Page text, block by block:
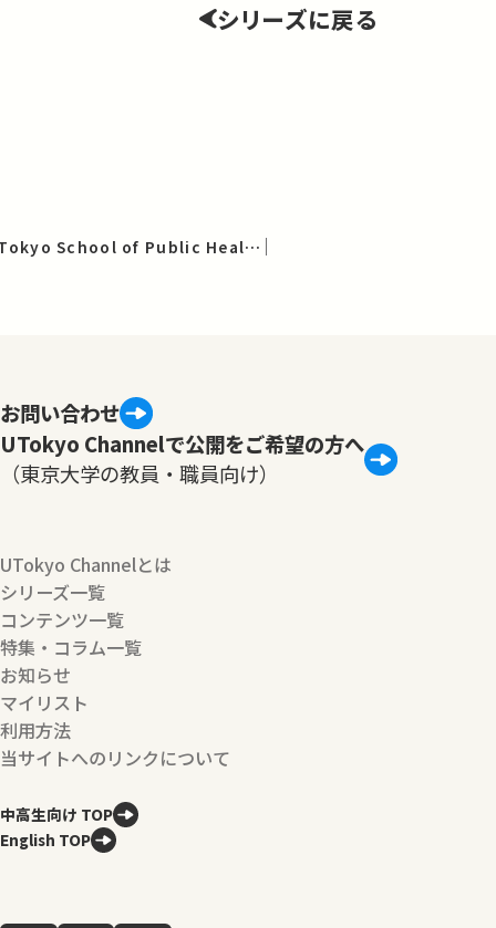
シリーズに戻る
The University of Tokyo School of Public Health Forum 2011 "The Great East Japan Earthquake and its Aftermath; Overcoming Public Health Challenges" (English)
お問い合わせ
UTokyo Channelで公開をご希望の方へ
（東京大学の教員・職員向け）
UTokyo Channelとは
シリーズ一覧
コンテンツ一覧
特集・コラム一覧
お知らせ
マイリスト
利用方法
当サイトへのリンクについて
中高生向け TOP
English TOP